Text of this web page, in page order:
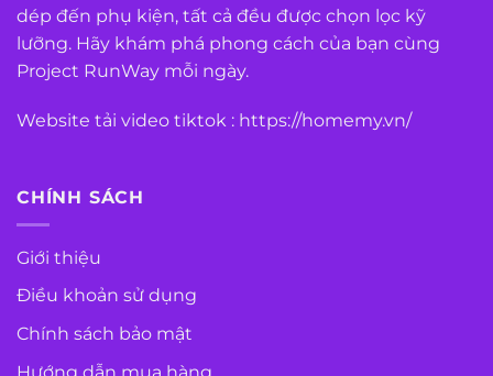
dép đến phụ kiện, tất cả đều được chọn lọc kỹ
lưỡng. Hãy khám phá phong cách của bạn cùng
Project RunWay mỗi ngày.
Website tải video tiktok : https://homemy.vn/
CHÍNH SÁCH
Giới thiệu
Điều khoản sử dụng
Chính sách bảo mật
Hướng dẫn mua hàng